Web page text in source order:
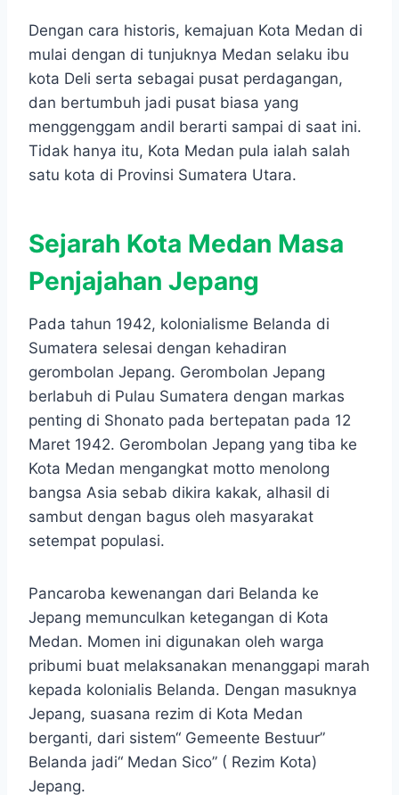
Dengan cara historis, kemajuan Kota Medan di
mulai dengan di tunjuknya Medan selaku ibu
kota Deli serta sebagai pusat perdagangan,
dan bertumbuh jadi pusat biasa yang
menggenggam andil berarti sampai di saat ini.
Tidak hanya itu, Kota Medan pula ialah salah
satu kota di Provinsi Sumatera Utara.
Sejarah Kota Medan Masa
Penjajahan Jepang
Pada tahun 1942, kolonialisme Belanda di
Sumatera selesai dengan kehadiran
gerombolan Jepang. Gerombolan Jepang
berlabuh di Pulau Sumatera dengan markas
penting di Shonato pada bertepatan pada 12
Maret 1942. Gerombolan Jepang yang tiba ke
Kota Medan mengangkat motto menolong
bangsa Asia sebab dikira kakak, alhasil di
sambut dengan bagus oleh masyarakat
setempat populasi.
Pancaroba kewenangan dari Belanda ke
Jepang memunculkan ketegangan di Kota
Medan. Momen ini digunakan oleh warga
pribumi buat melaksanakan menanggapi marah
kepada kolonialis Belanda. Dengan masuknya
Jepang, suasana rezim di Kota Medan
berganti, dari sistem“ Gemeente Bestuur”
Belanda jadi“ Medan Sico” ( Rezim Kota)
Jepang.